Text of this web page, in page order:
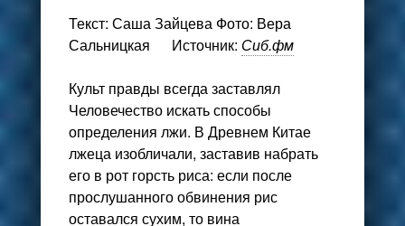
Текст: Саша Зайцева Фото: Вера
Сальницкая Источник: Сиб.фм
Культ правды всегда заставлял
Человечество искать способы
определения лжи. В Древнем Китае
лжеца изобличали, заставив набрать
его в рот горсть риса: если после
прослушанного обвинения рис
оставался сухим, то вина